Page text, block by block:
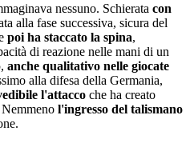
nessuno. Schierata con
alla fase successiva, sicura del
poi ha staccato la spina,
di reazione nelle mani di un
anche qualitativo nelle giocate
alla difesa della Germania,
l'attacco che ha creato
l'ingresso del talismano